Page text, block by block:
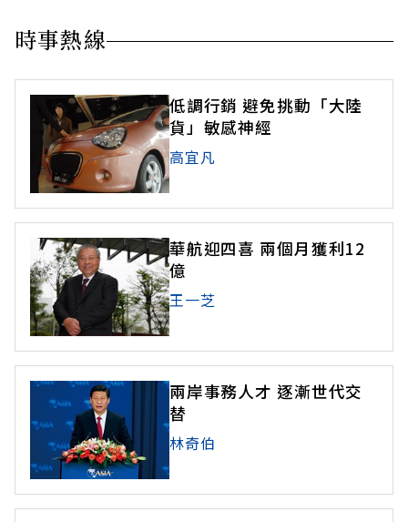
時事熱線
低調行銷 避免挑動「大陸
貨」敏感神經
高宜凡
華航迎四喜 兩個月獲利12
億
王一芝
兩岸事務人才 逐漸世代交
替
林奇伯